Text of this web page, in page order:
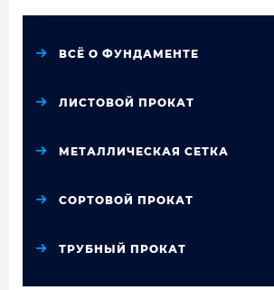
ВСЁ О ФУНДАМЕНТЕ
ЛИСТОВОЙ ПРОКАТ
МЕТАЛЛИЧЕСКАЯ СЕТКА
СОРТОВОЙ ПРОКАТ
ТРУБНЫЙ ПРОКАТ